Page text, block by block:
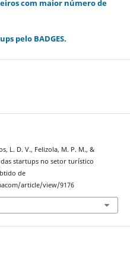
com maior número de
pelo BADGES.
L. D. V., Felizola, M. P. M., &
startups no setor turístico
de
article/view/9176